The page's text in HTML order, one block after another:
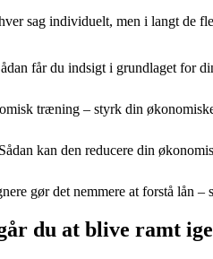
sag individuelt, men i langt de
får du indsigt i grundlaget for
træning – styrk din
kan den reducere din
gør det nemmere at forstå lån –
du at blive ramt